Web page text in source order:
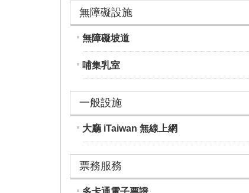
無障礙設施
無障礙坡道
哺集乳室
一般設施
大廳 iTaiwan 無線上網
票務服務